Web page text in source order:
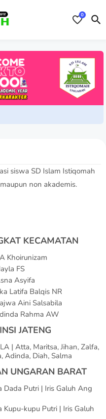
0
siswa SD Islam Istiqomah
non akademis.
KECAMATAN
Khoirunizam
FS
Asyifa
Latifa Balqis NR
Aini Salsabila
Rahma AW
JATENG
| Atta, Maritsa, Jihan, Zalfa,
Adinda, Diah, Salma
UNGARAN BARAT
Dada Putri | Iris Galuh Ang
Kupu-kupu Putri | Iris Galuh